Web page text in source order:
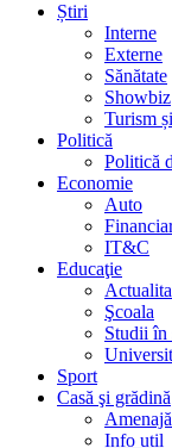
Știri
Interne
Externe
Sănătate
Showbiz
Turism
Politică
Politică
Economie
Auto
IT&C
Educaţie
Şcoala
Studii în
Sport
Casă şi grădină
Info util